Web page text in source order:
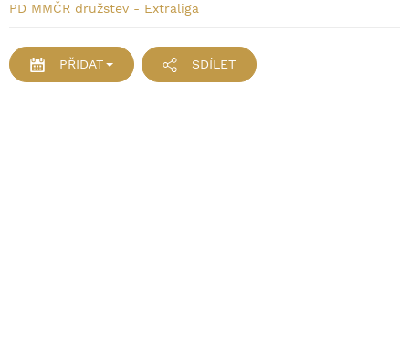
PD MMČR družstev - Extraliga
PŘIDAT SDÍLET